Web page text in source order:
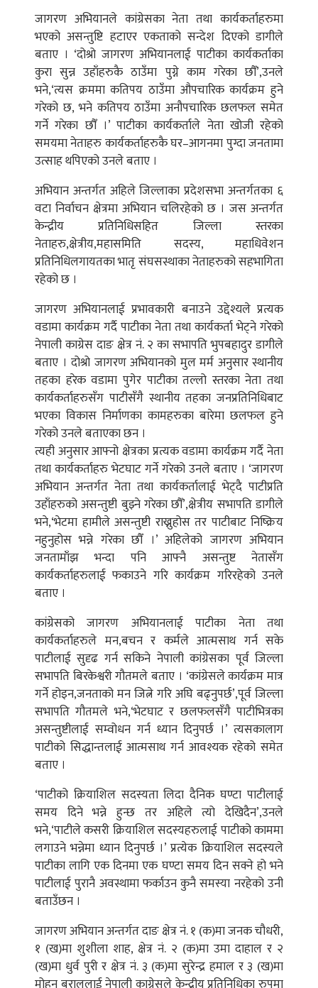
जागरण अभियानले कांग्रेसका नेता तथा कार्यकर्ताहरुमा
भएको असन्तुष्टि हटाएर एकताको सन्देश दिएको डागीले
बताए । ‘दोश्रो जागरण अभियानलाई पाटीका कार्यकर्ताका
कुरा सुन्न उहाँहरुकै ठाउँमा पुग्ने काम गरेका छौँ’,उनले
भने,‘त्यस क्रममा कतिपय ठाउँमा औपचारिक कार्यक्रम हुने
गरेको छ, भने कतिपय ठाउँमा अनौपचारिक छलफल समेत
गर्ने गरेका छौँ ।’ पाटीका कार्यकर्ताले नेता खोजी रहेको
समयमा नेताहरु कार्यकर्ताहरुकै घर–आगनमा पुग्दा जनतामा
उत्साह थपिएको उनले बताए ।
अभियान अन्तर्गत अहिले जिल्लाका प्रदेशसभा अन्तर्गतका ६
वटा निर्वाचन क्षेत्रमा अभियान चलिरहेको छ । जस अन्तर्गत
केन्द्रीय प्रतिनिधिसहित जिल्ला स्तरका
नेताहरु,क्षेत्रीय,महासमिति सदस्य, महाधिवेशन
प्रतिनिधिलगायतका भातृ संघसस्थाका नेताहरुको सहभागिता
रहेको छ ।
जागरण अभियानलाई प्रभावकारी बनाउने उद्देश्यले प्रत्यक
वडामा कार्यक्रम गर्दै पाटीका नेता तथा कार्यकर्ता भेट्ने गरेको
नेपाली काग्रेस दाङ क्षेत्र नं. २ का सभापति भुपबहादुर डागीले
बताए । दोश्रो जागरण अभियानको मुल मर्म अनुसार स्थानीय
तहका हरेक वडामा पुगेर पाटीका तल्लो स्तरका नेता तथा
कार्यकर्ताहरुसँग पाटीसँगै स्थानीय तहका जनप्रतिनिधिबाट
भएका विकास निर्माणका कामहरुका बारेमा छलफल हुने
गरेको उनले बताएका छन ।
त्यही अनुसार आफ्नो क्षेत्रका प्रत्यक वडामा कार्यक्रम गर्दै नेता
तथा कार्यकर्ताहरु भेटघाट गर्ने गरेको उनले बताए । ‘जागरण
अभियान अन्तर्गत नेता तथा कार्यकर्तालाई भेट्दै पाटीप्रति
उहाँहरुको असन्तुष्टी बुझ्ने गरेका छौँ’,क्षेत्रीय सभापति डागीले
भने,‘भेटमा हामीले असन्तुष्टी राख्नुहोस तर पाटीबाट निष्क्रिय
नहुनुहोस भन्ने गरेका छौँ ।’ अहिलेको जागरण अभियान
जनतामाँझ भन्दा पनि आफ्नै असन्तुष्ट नेतासँग
कार्यकर्ताहरुलाई फकाउने गरि कार्यक्रम गरिरहेको उनले
बताए ।
कांग्रेसको जागरण अभियानलाई पाटीका नेता तथा
कार्यकर्ताहरुले मन,बचन र कर्मले आत्मसाथ गर्न सके
पाटीलाई सुदृढ गर्न सकिने नेपाली कांग्रेसका पूर्व जिल्ला
सभापति बिरकेश्वरी गौतमले बताए । ‘कांग्रेसले कार्यक्रम मात्र
गर्ने होइन,जनताको मन जित्ने गरि अघि बढ्नुपर्छ’,पूर्व जिल्ला
सभापति गौतमले भने,‘भेटघाट र छलफलसँगै पाटीभित्रका
असन्तुष्टीलाई सम्वोधन गर्न ध्यान दिनुपर्छ ।’ त्यसकालाग
पाटीको सिद्धान्तलाई आत्मसाथ गर्न आवश्यक रहेको समेत
बताए ।
‘पाटीको क्रियाशिल सदस्यता लिदा दैनिक घण्टा पाटीलाई
समय दिने भन्ने हुन्छ तर अहिले त्यो देखिदैन’,उनले
भने,‘पाटीले कसरी क्रियाशिल सदस्यहरुलाई पाटीको काममा
लगाउने भन्नेमा ध्यान दिनुपर्छ ।’ प्रत्येक क्रियाशिल सदस्यले
पाटीका लागि एक दिनमा एक घण्टा समय दिन सक्ने हो भने
पाटीलाई पुरानै अवस्थामा फर्काउन कुनै समस्या नरहेको उनी
बताउँछन ।
जागरण अभियान अन्तर्गत दाङ क्षेत्र नं. १ (क)मा जनक चौधरी,
१ (ख)मा शुशीला शाह, क्षेत्र नं. २ (क)मा उमा दाहाल र २
(ख)मा धुर्व पुरी र क्षेत्र नं. ३ (क)मा सुरेन्द्र हमाल र ३ (ख)मा